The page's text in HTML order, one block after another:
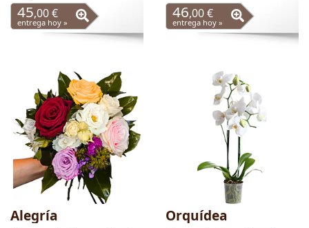
45,00 €
entrega hoy »
46,00 €
entrega hoy »
Alegría Orquídea